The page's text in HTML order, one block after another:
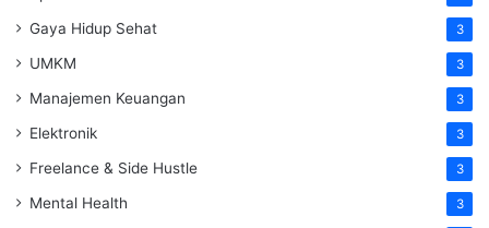
Gaya Hidup Sehat 3
UMKM 3
Manajemen Keuangan 3
Elektronik 3
Freelance & Side Hustle 3
Mental Health 3